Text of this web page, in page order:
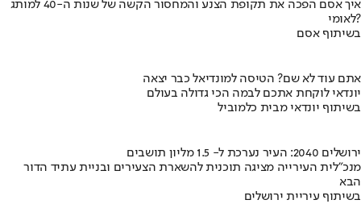
איך אסם הפכה את תקופת הצנע והמחסור הקשה של שנות ה-40 למותג
לאומי?
בשיתוף אסם
אתם עוד לא שם? הטיסה למונדיאל כבר יצאה
יונדאי לוקחת אתכם לבמה הכי גדולה בעולם
בשיתוף יונדאי מבית כלמוביל
ירושלים 2040: העיר נערכת ל- 1.5 מליון תושבים
מנכ"לית העירייה מציגה תוכנית להשארת הצעירים ובניית עתיד הדור
הבא
בשיתוף עיריית ירושלים